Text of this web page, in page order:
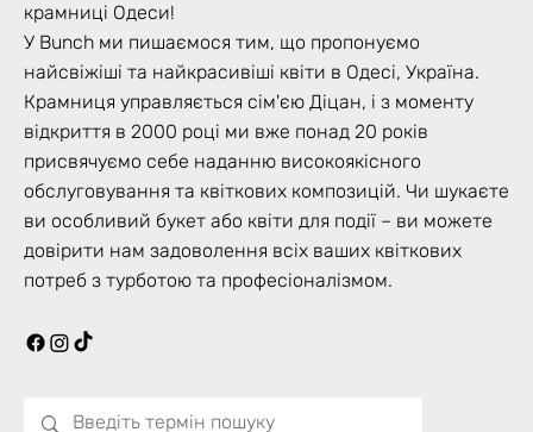
крамниці Одеси!
У Bunch ми пишаємося тим, що пропонуємо
найсвіжіші та найкрасивіші квіти в Одесі, Україна.
Крамниця управляється сім'єю Діцан, і з моменту
відкриття в 2000 році ми вже понад 20 років
присвячуємо себе наданню високоякісного
обслуговування та квіткових композицій. Чи шукаєте
ви особливий букет або квіти для події – ви можете
довірити нам задоволення всіх ваших квіткових
потреб з турботою та професіоналізмом.